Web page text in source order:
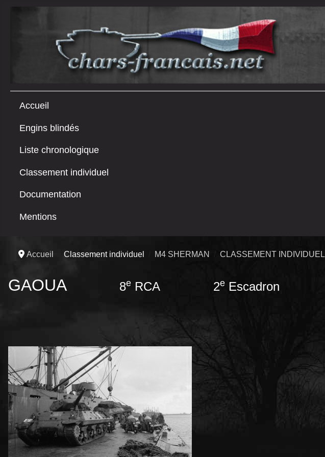
Accueil
Engins blindés
Liste chronologique
Classement individuel
Documentation
Mentions
Accueil Classement individuel M4 SHERMAN CLASSEMENT INDIVIDUEL
GAOUA 8e RCA 2e Escadron